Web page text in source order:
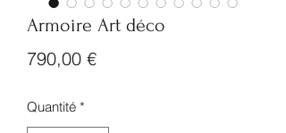
Armoire Art déco
790,00 €Prix
Quantité *